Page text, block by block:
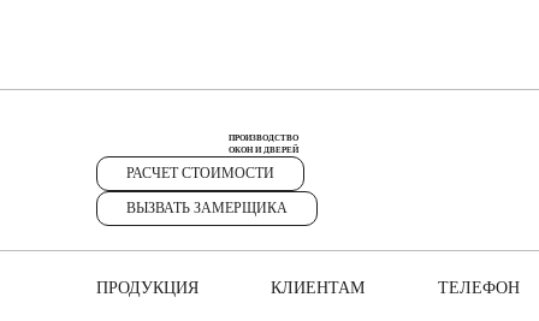
ПРОИЗВОДСТВО
ОКОН И ДВЕРЕЙ
РАСЧЕТ СТОИМОСТИ
ВЫЗВАТЬ ЗАМЕРЩИКА
ПРОДУКЦИЯ КЛИЕНТАМ ТЕЛЕФОН